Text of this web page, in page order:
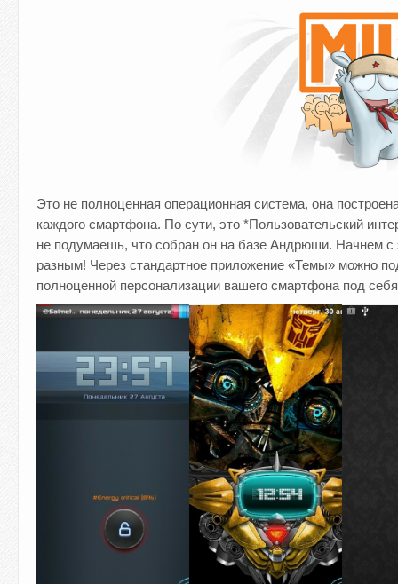
Это не полноценная операционная система, она
каждого смартфона. По сути, это *Пользовательский
не подумаешь, что собран он на базе Андрюши. Начнем
разным! Через стандартное приложение «Темы» можно
полноценной персонализации вашего смартфона под